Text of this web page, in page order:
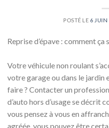
POSTÉ LE 6 JUIN
Reprise d’épave : comment ça
Votre véhicule non roulant
votre garage ou dans le jardin
faire ? Contacter un
d’auto hors d’usage se décrit
vous pensez à vous en
agréée, vous pouvez être